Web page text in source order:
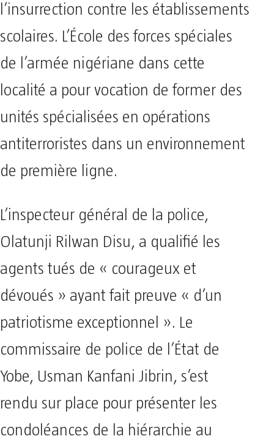
l’insurrection contre les établissements
scolaires. L’École des forces spéciales
de l’armée nigériane dans cette
localité a pour vocation de former des
unités spécialisées en opérations
antiterroristes dans un environnement
de première ligne.
L’inspecteur général de la police,
Olatunji Rilwan Disu, a qualifié les
agents tués de « courageux et
dévoués » ayant fait preuve « d’un
patriotisme exceptionnel ». Le
commissaire de police de l’État de
Yobe, Usman Kanfani Jibrin, s’est
rendu sur place pour présenter les
condoléances de la hiérarchie au